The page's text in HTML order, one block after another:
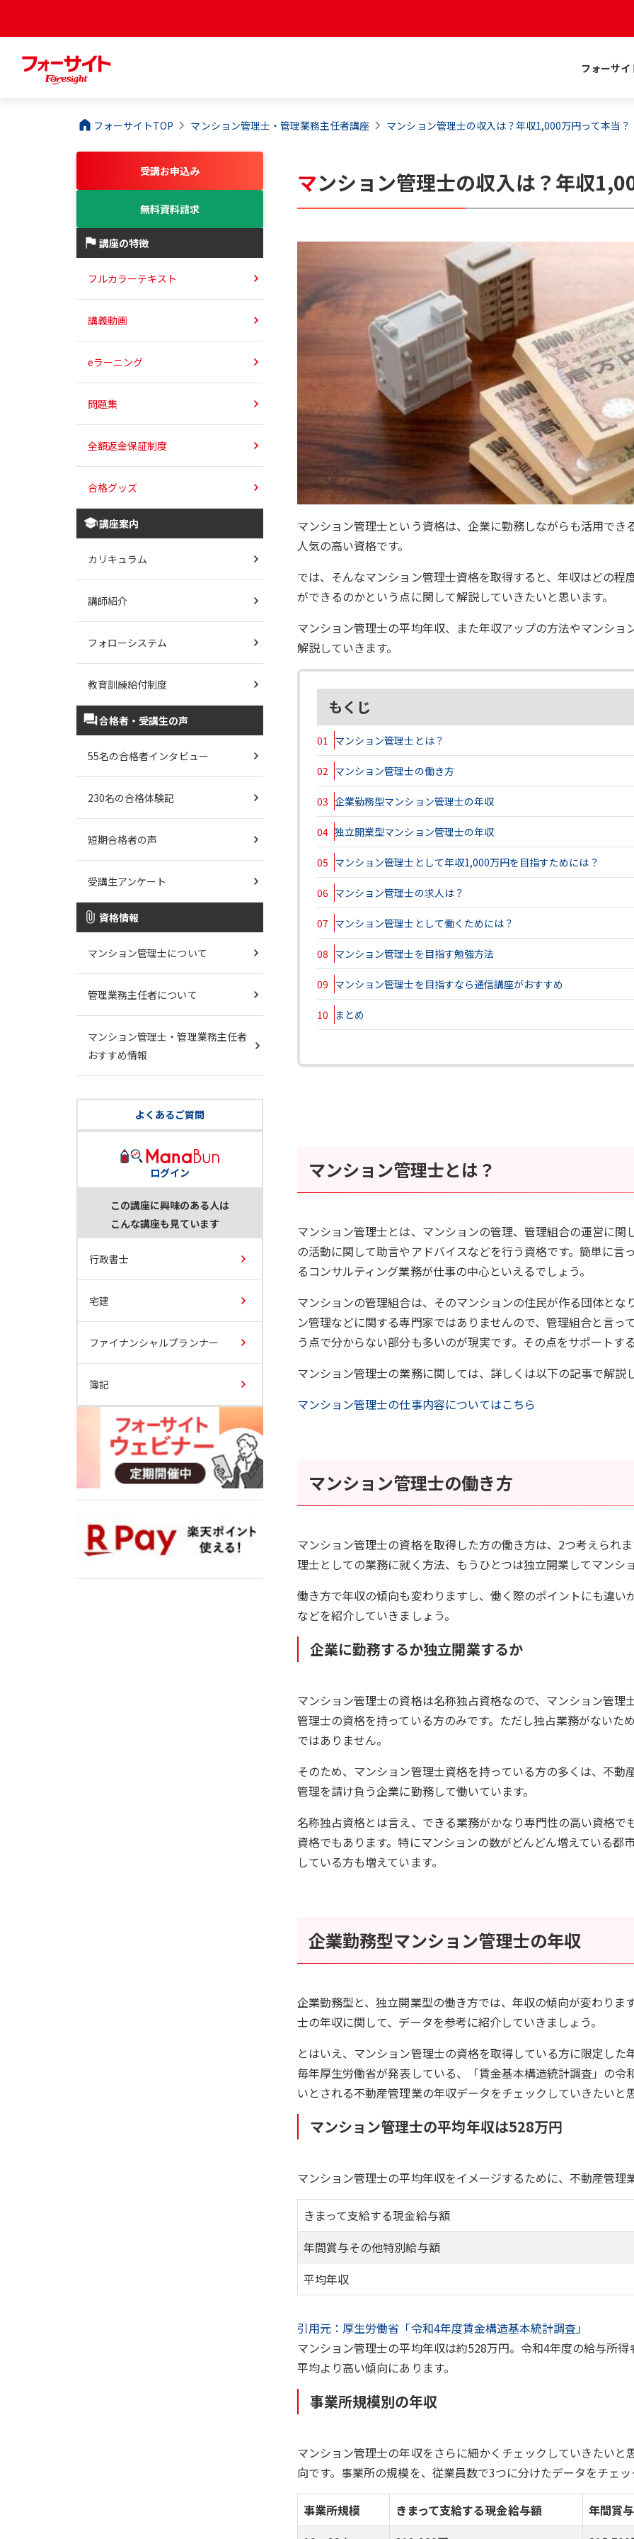
フォーサイ
フォーサイトTOP マンション管理士・管理業務主任者講座 マンション管理士の収入は？年収1,000万円って本当？
マンション管理士の収入は？年収
マンション管理士という資格は、企業に勤務しながらも活用で
人気の高い資格です。
では、そんなマンション管理士資格を取得すると、年収はどの
ができるのかという点に関して解説していきたいと思います。
マンション管理士の平均年収、また年収アップの方法やマンシ
解説していきます。
もくじ
01 マンション管理士とは？
02 マンション管理士の働き方
03 企業勤務型マンション管理士の年収
04 独立開業型マンション管理士の年収
05 マンション管理士として年収1,000万円を目指すためには？
06 マンション管理士の求人は？
07 マンション管理士として働くためには？
08 マンション管理士を目指す勉強方法
09 マンション管理士を目指すなら通信講座がおすすめ
10 まとめ
マンション管理士とは？
マンション管理士とは、マンションの管理、管理組合の運営に
の活動に関して助言やアドバイスなどを行う資格です。簡単に言
るコンサルティング業務が仕事の中心といえるでしょう。
マンションの管理組合は、そのマンションの住民が作る団体と
ン管理などに関する専門家ではありませんので、管理組合と言っ
う点で分からない部分も多いのが現実です。その点をサポートす
マンション管理士の業務に関しては、詳しくは以下の記事で解
マンション管理士の仕事内容についてはこちら
マンション管理士の働き方
マンション管理士の資格を取得した方の働き方は、2つ考えられ
理士としての業務に就く方法、もうひとつは独立開業してマンシ
働き方で年収の傾向も変わりますし、働く際のポイントにも違い
などを紹介していきましょう。
企業に勤務するか独立開業するか
マンション管理士の資格は名称独占資格なので、マンション管
管理士の資格を持っている方のみです。ただし独占業務がないた
ではありません。
そのため、マンション管理士資格を持っている方の多くは、不
管理を請け負う企業に勤務して働いています。
名称独占資格とは言え、できる業務がかなり専門性の高い資格
資格でもあります。特にマンションの数がどんどん増えている都
している方も増えています。
企業勤務型マンション管理士の年収
企業勤務型と、独立開業型の働き方では、年収の傾向が変わり
士の年収に関して、データを参考に紹介していきましょう。
とはいえ、マンション管理士の資格を取得している方に限定し
毎年厚生労働省が発表している、「賃金基本構造統計調査」の
いとされる不動産管理業の年収データをチェックしていきたいと
マンション管理士の平均年収は528万円
マンション管理士の平均年収をイメージするために、不動産管
きまって支給する現金給与額
年間賞与その他特別給与額
平均年収
引用元：厚生労働省「令和4年度賃金構造基本統計調査」
マンション管理士の平均年収は約528万円。令和4年度の給与所
平均より高い傾向にあります。
事業所規模別の年収
マンション管理士の年収をさらに細かくチェックしていきたい
向です。事業所の規模を、従業員数で3つに分けたデータをチェ
事業所規模 きまって支給する現金給与額
年間賞
受講お申込み
無料資料請求
講座の特徴
フルカラーテキスト
講義動画
eラーニング
問題集
全額返金保証制度
合格グッズ
講座案内
カリキュラム
講師紹介
フォローシステム
教育訓練給付制度
合格者・受講生の声
55名の合格者インタビュー
230名の合格体験記
短期合格者の声
受講生アンケート
資格情報
マンション管理士について
管理業務主任者について
マンション管理士・管理業務主任者
おすすめ情報
よくあるご質問
ログイン
この講座に興味のある人は
こんな講座も見ています
行政書士
宅建
ファイナンシャルプランナー
簿記